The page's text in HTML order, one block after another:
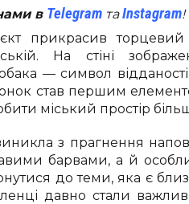
в Telegram таInstagram!
прикрасив
На стіні
— символ
став першим
міський простір
з прагнення
барвами, а й
до теми, яка є
давно стали